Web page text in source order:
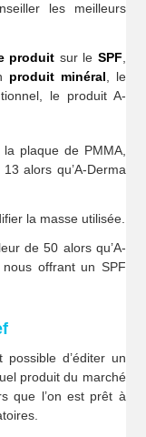
les meilleurs
produit sur le SPF
produit minéral , le
le produit A-
plaque de PMMA,
alors qu’A-Derma
la masse utilisée.
de 50 alors qu’A-
offrant un SPF
d’éditer un
produit du marché
que l’on est prêt à